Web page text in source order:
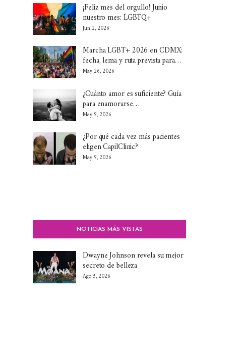
¡Feliz mes del orgullo! Junio
nuestro mes: LGBTQ+
Jun 2, 2026
Marcha LGBT+ 2026 en CDMX:
fecha, lema y ruta prevista para…
May 26, 2026
¿Cuánto amor es suficiente? Guía
para enamorarse…
May 9, 2026
¿Por qué cada vez más pacientes
eligen CapilClinic?
May 9, 2026
NOTICIAS MÁS VISTAS
Dwayne Johnson revela su mejor
secreto de belleza
Ago 5, 2026